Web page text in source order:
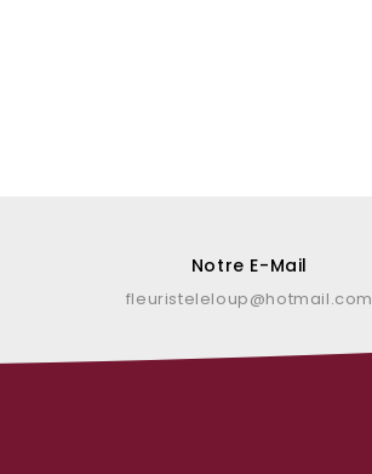
Notre E-Mail
fleuristeleloup@hotmail.com